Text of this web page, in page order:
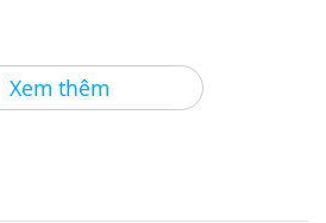
Xem thêm
2024-07-07 4033